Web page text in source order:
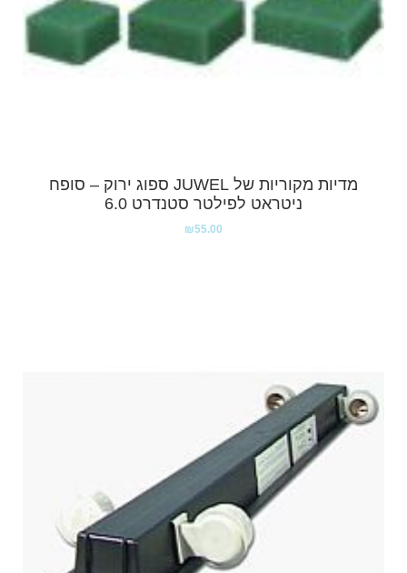
מדיות מקוריות של JUWEL ספוג ירוק – סופח
ניטראט לפילטר סטנדרט 6.0
₪55.00